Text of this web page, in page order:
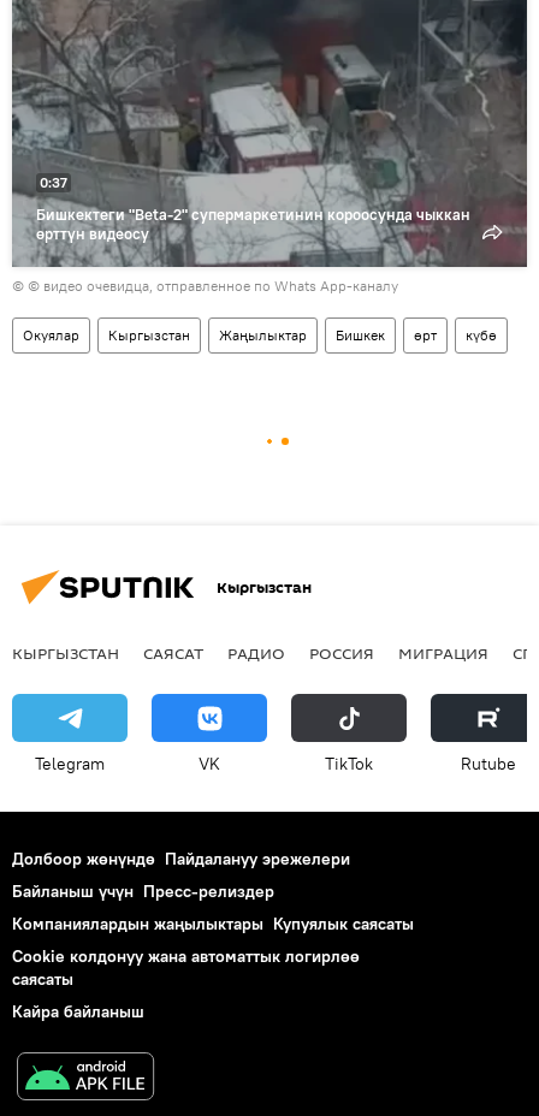
Бишкектеги "Beta-2" супермаркетинин короосунда чыккан
өрттүн видеосу
0:37
© © видео очевидца, отправленное по Whats App-каналу
Окуялар Кыргызстан Жаңылыктар Бишкек өрт күбө
Кыргызстан
КЫРГЫЗСТАН САЯСАТ РАДИО РОССИЯ МИГРАЦИЯ
Telegram VK ТikТоk Rutube
Долбоор жөнүндө Пайдалануу эрежелери
Байланыш үчүн Пресс-релиздер
Компаниялардын жаңылыктары Купуялык саясаты
Cookie колдонуу жана автоматтык логирлөө
саясаты
Кайра байланыш